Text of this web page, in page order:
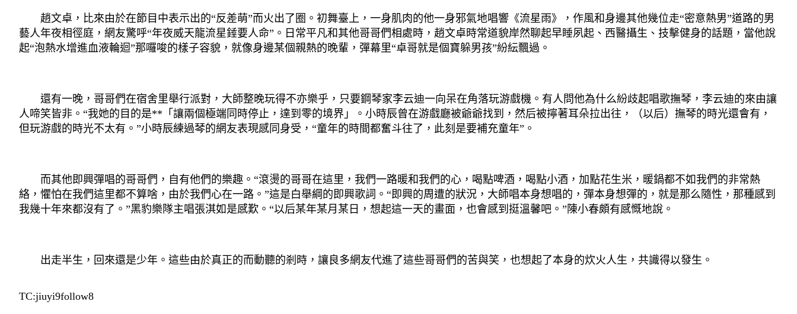
趙文卓，比來由於在節目中表示出的“反差萌”而火出了圈。初舞臺上，一身肌肉的他一身邪氣地唱響《流星雨》，作風和身邊其他幾位走“密意熱男”道路的男
藝人年夜相徑庭，網友驚呼“年夜威天龍流星錘要人命”。日常平凡和其他哥哥們相處時，趙文卓時常道貌岸然聊起早睡夙起、西醫攝生、技擊健身的話題，當他說
起“泡熱水增進血液輪迴”那囉唆的樣子容貌，就像身邊某個親熱的晚輩，彈幕里“卓哥就是個寶躲男孩”紛紜飄過。
還有一晚，哥哥們在宿舍里舉行派對，大師整晚玩得不亦樂乎，只要鋼琴家李云迪一向呆在角落玩游戲機。有人問他為什么紛歧起唱歌撫琴，李云迪的來由讓
人啼笑皆非。“我她的目的是**「讓兩個極端同時停止，達到零的境界」。小時辰曾在游戲廳被爺爺找到，然后被擰著耳朵拉出往，（以后）撫琴的時光還會有，
但玩游戲的時光不太有。”小時辰練過琴的網友表現感同身受，“童年的時間都奮斗往了，此刻是要補充童年”。
而其他即興彈唱的哥哥們，自有他們的樂趣。“滾燙的哥哥在這里，我們一路暖和我們的心，喝點啤酒，喝點小酒，加點花生米，暖鍋都不如我們的非常熱
絡，懼怕在我們這里都不算啥，由於我們心在一路。”這是白舉綱的即興歌詞。“即興的周遭的狀況，大師唱本身想唱的，彈本身想彈的，就是那么隨性，那種感到
我幾十年來都沒有了。”黑豹樂隊主唱張淇如是感歎。“以后某年某月某日，想起這一天的畫面，也會感到挺溫馨吧。”陳小春頗有感慨地說。
出走半生，回來還是少年。這些由於真正的而動聽的剎時，讓良多網友代進了這些哥哥們的苦與笑，也想起了本身的炊火人生，共識得以發生。
TC:jiuyi9follow8